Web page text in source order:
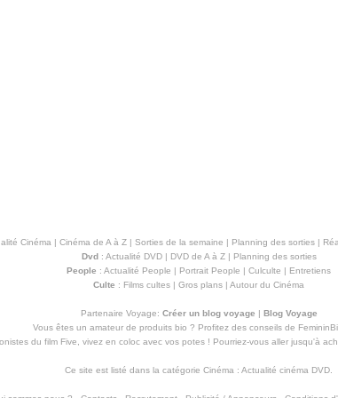
Cinéma | Cinéma de A à Z| Sorties de la semaine | Planning des sorties|
Dvd: Actualité DVD| DVD de A à Z| Planning des sorties
People : Actualité People | Portrait People | Culculte | Entretiens
Culte : Films cultes | Gros plans | Autour du Cinéma
Partenaire Voyage: Créer un blog voyage | Blog Voyage
Vous êtes un amateur de produits bio ? Profitez des conseils de
du film Five, vivez en coloc avec vos potes ! Pourriez-vous aller jusqu'à
Ce site est listé dans la catégorie Cinéma : Actualité cinéma DVD